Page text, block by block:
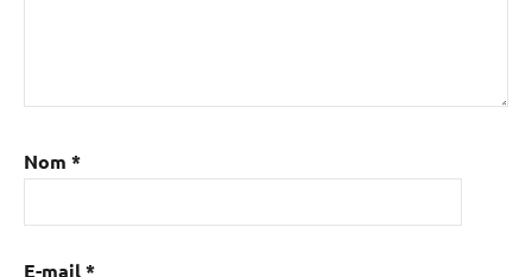
Nom *
E-mail*